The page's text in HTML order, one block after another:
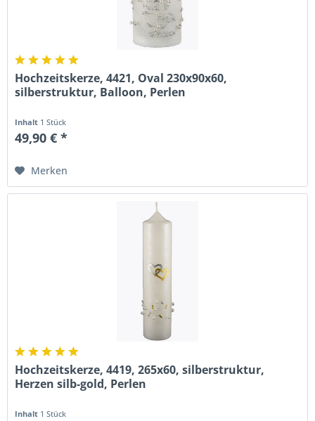
Hochzeitskerze, 4421, Oval 230x90x60,
silberstruktur, Balloon, Perlen
Inhalt 1 Stück
49,90 € *
Merken
Hochzeitskerze, 4419, 265x60, silberstruktur,
Herzen silb-gold, Perlen
Inhalt 1 Stück